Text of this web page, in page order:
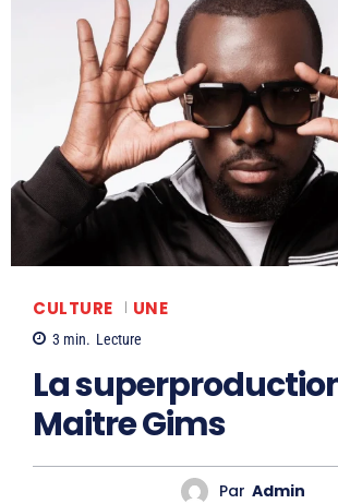
CULTURE UNE
3 min. Lecture
La
Maitre Gims
Par Admin